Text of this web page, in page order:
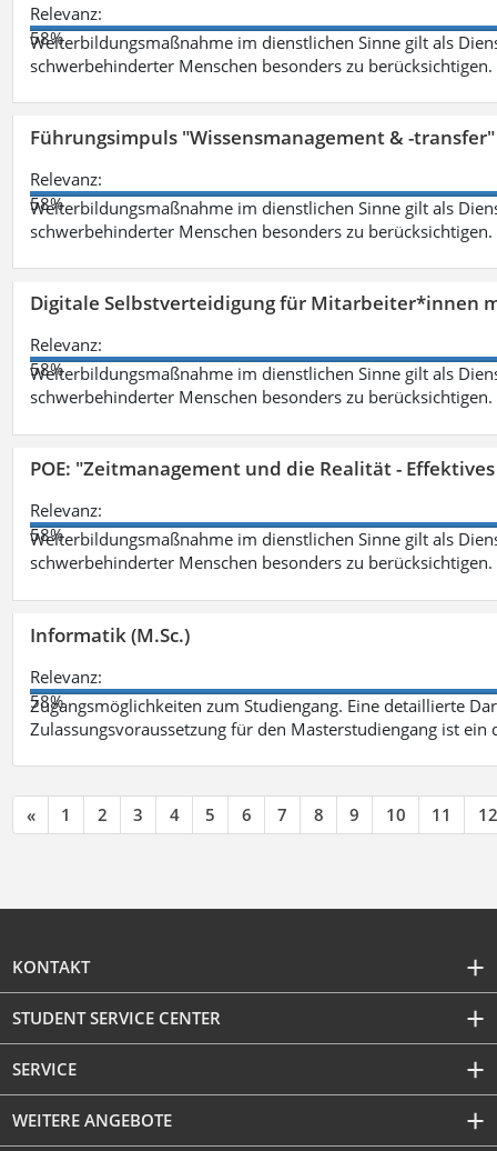
Relevanz:
58%
Weiterbildungsmaßnahme im dienstlichen Sinne gilt als
schwerbehinderter Menschen besonders zu berücksichtigen.
Führungsimpuls "Wissensmanagement & -
Relevanz:
58%
Weiterbildungsmaßnahme im dienstlichen Sinne gilt als
schwerbehinderter Menschen besonders zu berücksichtigen.
Digitale Selbstverteidigung für Mitarbeiter*innen
Relevanz:
58%
Weiterbildungsmaßnahme im dienstlichen Sinne gilt als
schwerbehinderter Menschen besonders zu berücksichtigen.
POE: "Zeitmanagement und die Realität -
Relevanz:
58%
Weiterbildungsmaßnahme im dienstlichen Sinne gilt als
schwerbehinderter Menschen besonders zu berücksichtigen.
Informatik (M.Sc.)
Relevanz:
58%
Zugangsmöglichkeiten zum Studiengang. Eine detaillierte
Zulassungsvoraussetzung für den Masterstudiengang ist
« 1 2 3 4 5 6 7 8 9 10 11 12
KONTAKT
STUDENT SERVICE CENTER
SERVICE
WEITERE ANGEBOTE